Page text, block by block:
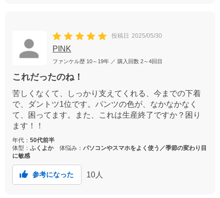
投稿日 2025/05/30
PINK
ファンケル歴 10～19年 ／ 購入回数 2～4回目
これだったのね！
苦しくなくて、しっかり支えてくれる、今までの下着
で、ダントツ1位です。パンツの色が、なかなかなく
て、困ってます。また、これは生産終了ですか？困り
ます！！
年代： 50代前半
体型： ふくよか体悩み： パソコンやスマホをよく使う／季節の変わり目
に敏感
参考になった 10 人